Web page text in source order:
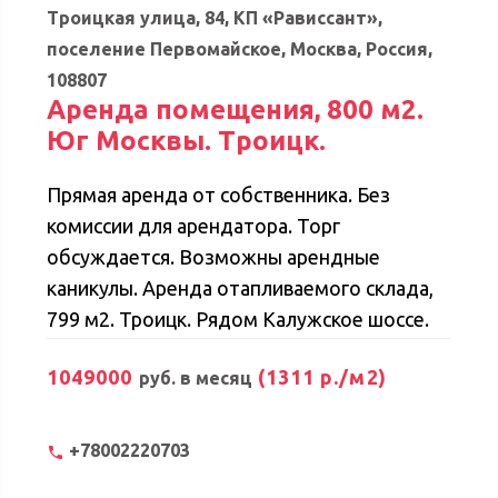
Троицкая улица, 84, КП «Рависсант»,
поселение Первомайское, Москва, Россия,
108807
Аренда помещения, 800 м2.
Юг Москвы. Троицк.
Прямая аренда от собственника. Без
комиссии для арендатора. Торг
обсуждается. Возможны арендные
каникулы. Аренда отапливаемого склада,
799 м2. Троицк. Рядом Калужское шоссе.
направления деятельности арендатора:
Адрес: Троицкая улица, 95, деревня
1049000 руб. в месяц (1311 р./м2)
+78002220703